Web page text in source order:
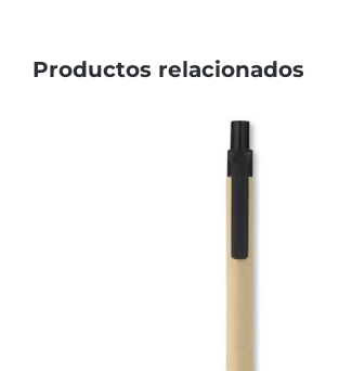
Productos relacionados